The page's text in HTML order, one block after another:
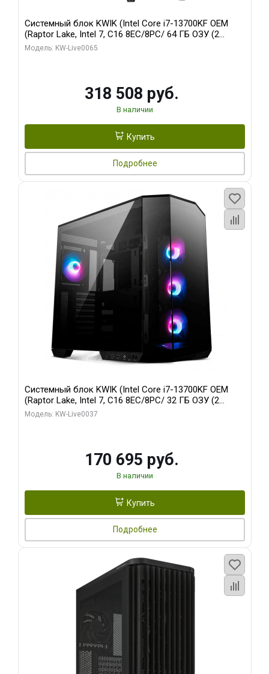
Системный блок KWIK (Intel Core i7-13700KF OEM
(Raptor Lake, Intel 7, C16 8EC/8PC/ 64 ГБ ОЗУ (2
модуля)/ ASUS RTX5080 PROART OC 16GB GDDR7
Модель: KW-Live0065
318 508 руб.
В наличии
Купить
Подробнее
Системный блок KWIK (Intel Core i7-13700KF OEM
(Raptor Lake, Intel 7, C16 8EC/8PC/ 32 ГБ ОЗУ (2
модуля)/ Gigabyte RTX5070 AERO OC 12GB GDDR7
Модель: KW-Live0037
170 695 руб.
В наличии
Купить
Подробнее